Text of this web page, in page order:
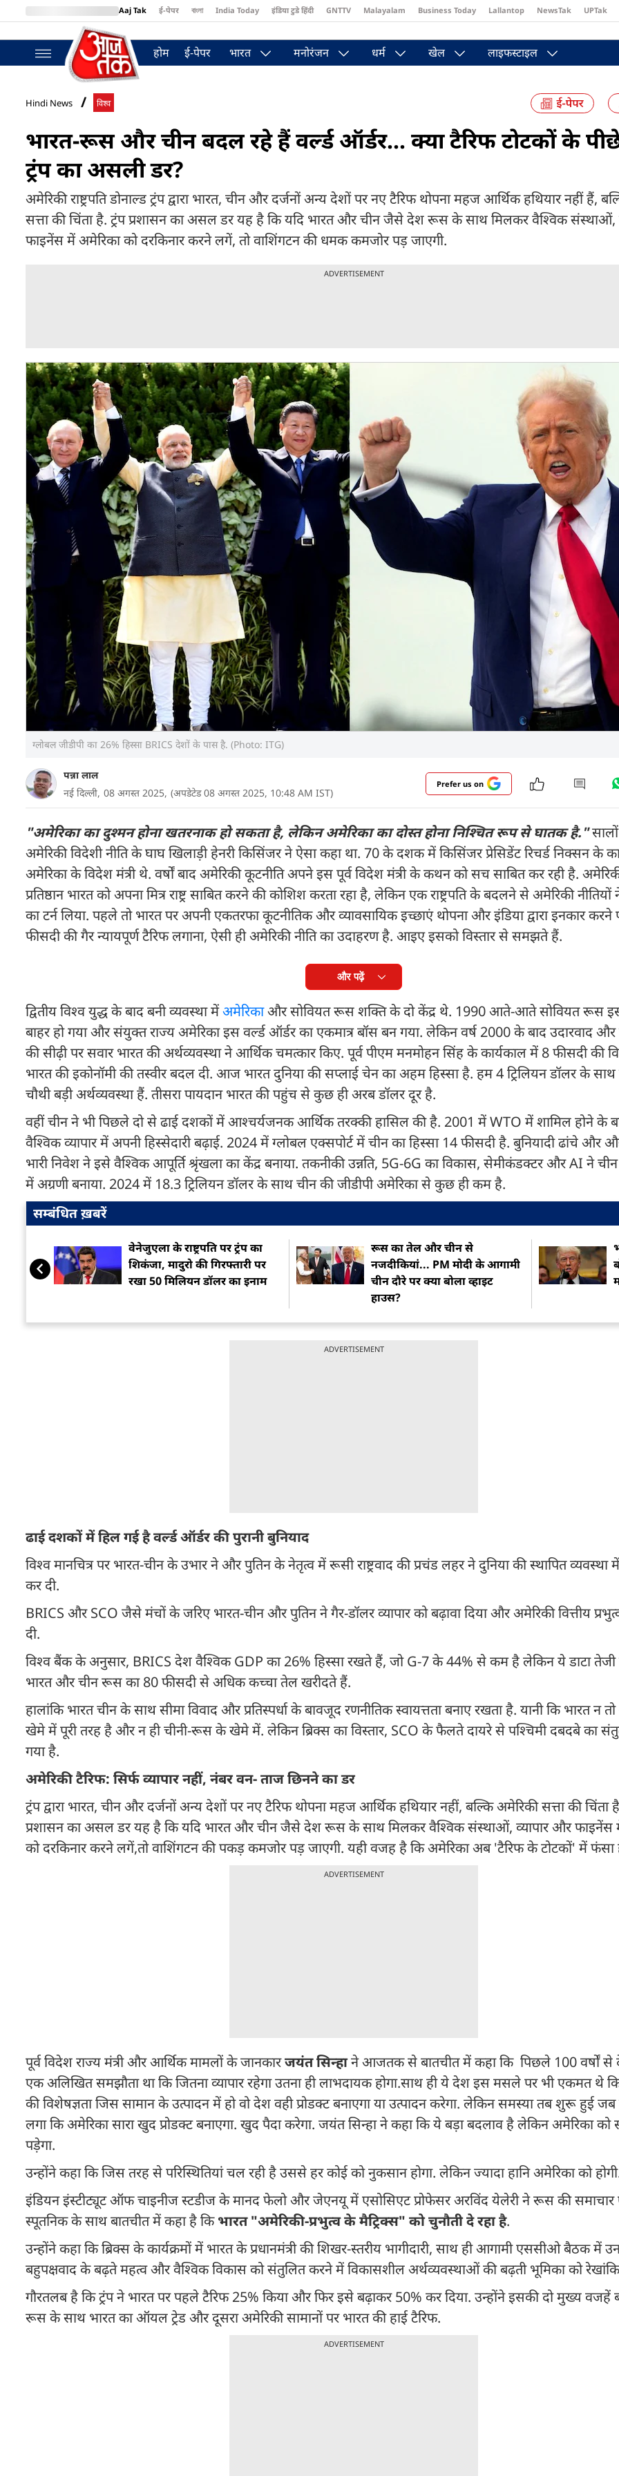
Aaj Tak ई-पेपर বাংলা India Today इंडिया टुडे हिंदी GNTTV Malayalam Business Today Lallantop NewsTak UPTak
BT Bazaar
होम ई-पेपर भारत मनोरंजन धर्म खेल लाइफस्टाइल
Hindi News विश्व
भारत-रूस और चीन बदल रहे हैं वर्ल्ड ऑर्डर... क्या टैरिफ टोटकों के
ट्रंप का असली डर?
अमेरिकी राष्ट्रपति डोनाल्ड ट्रंप द्वारा भारत, चीन और दर्जनों अन्य देशों पर नए टैरिफ थोपना महज आर्थिक हथियार नहीं हैं,
सत्ता की चिंता है. ट्रंप प्रशासन का असल डर यह है कि यदि भारत और चीन जैसे देश रूस के साथ मिलकर वैश्विक संस्थाओं,
फाइनेंस में अमेरिका को दरकिनार करने लगें, तो वाशिंगटन की धमक कमजोर पड़ जाएगी.
ADVERTISEMENT
ग्लोबल जीडीपी का 26% हिस्सा BRICS देशों के पास है. (Photo: ITG)
पन्ना लाल
नई दिल्ली, 08 अगस्त 2025, (अपडेटेड 08 अगस्त 2025, 10:48 AM IST)
Prefer us on
"अमेरिका का दुश्मन होना खतरनाक हो सकता है, लेकिन अमेरिका का दोस्त होना निश्चित रूप से घातक है."
अमेरिकी विदेशी नीति के घाघ खिलाड़ी हेनरी किसिंजर ने ऐसा कहा था. 70 के दशक में किसिंजर प्रेसिडेंट रिचर्ड निक्सन के
अमेरिका के विदेश मंत्री थे. वर्षों बाद अमेरिकी कूटनीति अपने इस पूर्व विदेश मंत्री के कथन को सच साबित कर रही है.
प्रतिष्ठान भारत को अपना मित्र राष्ट्र साबित करने की कोशिश करता रहा है, लेकिन एक राष्ट्रपति के बदलने से अमेरिकी नीतियों
का टर्न लिया. पहले तो भारत पर अपनी एकतरफा कूटनीतिक और व्यावसायिक इच्छाएं थोपना और इंडिया द्वारा इनकार करने
फीसदी की गैर न्यायपूर्ण टैरिफ लगाना, ऐसी ही अमेरिकी नीति का उदाहरण है. आइए इसको विस्तार से समझते हैं.
और पढ़ें
द्वितीय विश्व युद्ध के बाद बनी व्यवस्था मेंअमेरिकाऔर सोवियत रूस शक्ति के दो केंद्र थे. 1990 आते-आते सोवियत रूस
बाहर हो गया और संयुक्त राज्य अमेरिका इस वर्ल्ड ऑर्डर का एकमात्र बॉस बन गया. लेकिन वर्ष 2000 के बाद उदारवाद
की सीढ़ी पर सवार भारत की अर्थव्यवस्था ने आर्थिक चमत्कार किए. पूर्व पीएम मनमोहन सिंह के कार्यकाल में 8 फीसदी की
भारत की इकोनॉमी की तस्वीर बदल दी. आज भारत दुनिया की सप्लाई चेन का अहम हिस्सा है. हम 4 ट्रिलियन डॉलर के साथ
चौथी बड़ी अर्थव्यवस्था हैं. तीसरा पायदान भारत की पहुंच से कुछ ही अरब डॉलर दूर है.
वहीं चीन ने भी पिछले दो से ढाई दशकों में आश्चर्यजनक आर्थिक तरक्की हासिल की है. 2001 में WTO में शामिल होने के
वैश्विक व्यापार में अपनी हिस्सेदारी बढ़ाई. 2024 में ग्लोबल एक्सपोर्ट में चीन का हिस्सा 14 फीसदी है. बुनियादी ढांचे और
भारी निवेश ने इसे वैश्विक आपूर्ति श्रृंखला का केंद्र बनाया. तकनीकी उन्नति, 5G-6G का विकास, सेमीकंडक्टर और AI ने चीन
में अग्रणी बनाया. 2024 में 18.3 ट्रिलियन डॉलर के साथ चीन की जीडीपी अमेरिका से कुछ ही कम है.
सम्बंधित ख़बरें
वेनेजुएला के राष्ट्रपति पर ट्रंप का
शिकंजा, मादुरो की गिरफ्तारी पर
रखा 50 मिलियन डॉलर का इनाम
रूस का तेल और चीन से
नजदीकियां... PM मोदी के आगामी
चीन दौरे पर क्या बोला व्हाइट
हाउस?
ADVERTISEMENT
ढाई दशकों में हिल गई है वर्ल्ड ऑर्डर की पुरानी बुनियाद
विश्व मानचित्र पर भारत-चीन के उभार ने और पुतिन के नेतृत्व में रूसी राष्ट्रवाद की प्रचंड लहर ने दुनिया की स्थापित
कर दी.
BRICS और SCO जैसे मंचों के जरिए भारत-चीन और पुतिन ने गैर-डॉलर व्यापार को बढ़ावा दिया और अमेरिकी वित्तीय
दी.
विश्व बैंक के अनुसार, BRICS देश वैश्विक GDP का 26% हिस्सा रखते हैं, जो G-7 के 44% से कम है लेकिन ये डाटा तेजी
भारत और चीन रूस का 80 फीसदी से अधिक कच्चा तेल खरीदते हैं.
हालांकि भारत चीन के साथ सीमा विवाद और प्रतिस्पर्धा के बावजूद रणनीतिक स्वायत्तता बनाए रखता है. यानी कि भारत न
खेमे में पूरी तरह है और न ही चीनी-रूस के खेमे में. लेकिन ब्रिक्स का विस्तार, SCO के फैलते दायरे से पश्चिमी दबदबे का
गया है.
अमेरिकी टैरिफ: सिर्फ व्यापार नहीं, नंबर वन- ताज छिनने का डर
ट्रंप द्वारा भारत, चीन और दर्जनों अन्य देशों पर नए टैरिफ थोपना महज आर्थिक हथियार नहीं, बल्कि अमेरिकी सत्ता की चिंता
प्रशासन का असल डर यह है कि यदि भारत और चीन जैसे देश रूस के साथ मिलकर वैश्विक संस्थाओं, व्यापार और फाइनेंस
को दरकिनार करने लगें,तो वाशिंगटन की पकड़ कमजोर पड़ जाएगी. यही वजह है कि अमेरिका अब 'टैरिफ के टोटकों' में फंसा
ADVERTISEMENT
पूर्व विदेश राज्य मंत्री और आर्थिक मामलों के जानकारजयंत सिन्हाने आजतक से बातचीत में कहा कि पिछले 100 वर्षों से
एक अलिखित समझौता था कि जितना व्यापार रहेगा उतना ही लाभदायक होगा.साथ ही ये देश इस मसले पर भी एकमत थे
की विशेषज्ञता जिस सामान के उत्पादन में हो वो देश वही प्रोडक्ट बनाएगा या उत्पादन करेगा. लेकिन समस्या तब शुरू हुई
लगा कि अमेरिका सारा खुद प्रोडक्ट बनाएगा. खुद पैदा करेगा. जयंत सिन्हा ने कहा कि ये बड़ा बदलाव है लेकिन अमेरिका
पड़ेगा.
उन्होंने कहा कि जिस तरह से परिस्थितियां चल रही है उससे हर कोई को नुकसान होगा. लेकिन ज्यादा हानि अमेरिका को
इंडियन इंस्टीट्यूट ऑफ चाइनीज स्टडीज के मानद फेलो और जेएनयू में एसोसिएट प्रोफेसर अरविंद येलेरी ने रूस की
स्पूतनिक के साथ बातचीत में कहा है किभारत "अमेरिकी-प्रभुत्व के मैट्रिक्स" को चुनौती दे रहा है.
उन्होंने कहा कि ब्रिक्स के कार्यक्रमों में भारत के प्रधानमंत्री की शिखर-स्तरीय भागीदारी, साथ ही आगामी एससीओ बैठक में
बहुपक्षवाद के बढ़ते महत्व और वैश्विक विकास को संतुलित करने में विकासशील अर्थव्यवस्थाओं की बढ़ती भूमिका को
गौरतलब है कि ट्रंप ने भारत पर पहले टैरिफ 25% किया और फिर इसे बढ़ाकर 50% कर दिया. उन्होंने इसकी दो मुख्य वजहें
रूस के साथ भारत का ऑयल ट्रेड और दूसरा अमेरिकी सामानों पर भारत की हाई टैरिफ.
ADVERTISEMENT